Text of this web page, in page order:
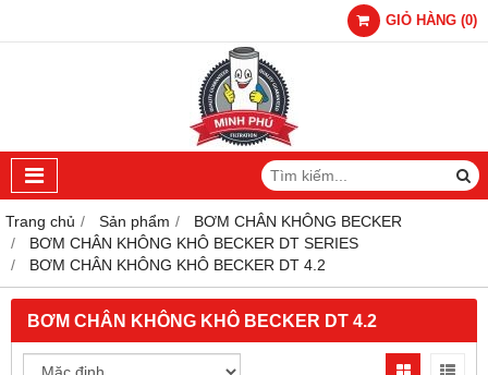
GIỎ HÀNG (0)
Trang chủ Sản phẩm
BƠM CHÂN KHÔNG BECKER
BƠM CHÂN KHÔNG KHÔ BECKER DT SERIES
BƠM CHÂN KHÔNG KHÔ BECKER DT 4.2
BƠM CHÂN KHÔNG KHÔ BECKER DT 4.2